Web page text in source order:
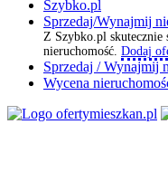
Szybko.pl
Sprzedaj/Wynajmij
Z Szybko.pl skutecznie
nieruchomość. Dodaj
Sprzedaj / Wynajmij
Wycena